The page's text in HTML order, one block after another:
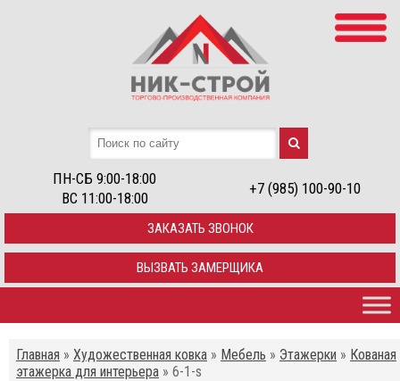
ПН-СБ 9:00-18:00
ВС 11:00-18:00
+7 (985) 100-90-10
ЗАКАЗАТЬ ЗВОНОК
ВЫЗВАТЬ ЗАМЕРЩИКА
Главная » Художественная ковка » Мебель » Этажерки » Кованая
этажерка для интерьера » 6-1-s